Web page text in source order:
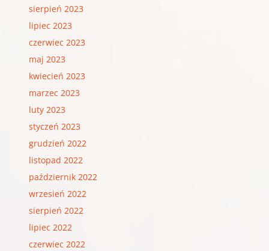
sierpień 2023
lipiec 2023
czerwiec 2023
maj 2023
kwiecień 2023
marzec 2023
luty 2023
styczeń 2023
grudzień 2022
listopad 2022
październik 2022
wrzesień 2022
sierpień 2022
lipiec 2022
czerwiec 2022